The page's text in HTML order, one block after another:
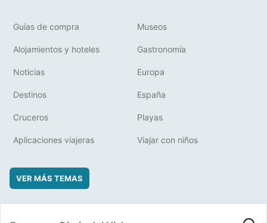
Guías de compra Museos
Alojamientos y hoteles Gastronomía
Noticias Europa
Destinos España
Cruceros Playas
Aplicaciones viajeras Viajar con niños
VER MÁS TEMAS